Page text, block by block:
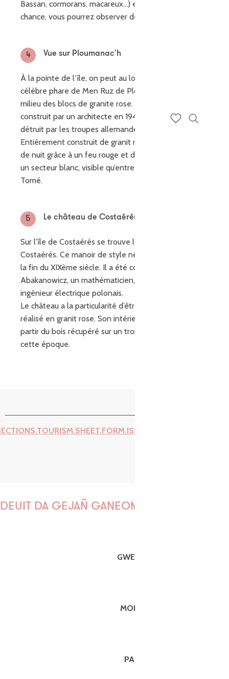
Bassan, cormorans, macareux…) et avec un peu de
chance, vous pourrez observer des phoques gris.
4 Vue sur Ploumanac'h
À la pointe de l’île, on peut au loin apercevoir le
célèbre phare de Men Ruz de Ploumanac’h, édifié au
milieu des blocs de granite rose. Ce dernier a été
construit par un architecte en 1946 après avoir été
détruit par les troupes allemandes en 1944.
Entièrement construit de granit rose, il est repérable
de nuit grâce à un feu rouge et des occultations avec
un secteur blanc, visible qu’entre l’Ile Rouzic et l’Ile
Tomé.
5 Le château de Costaérès
Sur l'île de Costaérès se trouve le fameux château de
Costaérès. Ce manoir de style néo-médiéval date de
la fin du XIXème siècle. Il a été construit pour Bruno
Abakanowicz, un mathématicien, inventeur et
ingénieur électrique polonais.
Le château a la particularité d’être entièrement
réalisé en granit rose. Son intérieur est lui réalisé à
partir du bois récupéré sur un trois-mâts échoué à
cette époque.
DEUIT DA GEJAÑ GANEOMP !
GWENAËLLE
MORGANE
PAULINE